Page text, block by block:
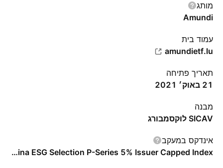
מותג
Amundi
עמוד בית
amundietf.lu
תאריך פתיחה
21 באוק׳ 2021
מבנה
SICAV לוקסמבורג
אינדקס במעקב
MSCI China ESG Selection P-Series 5% Issuer Capped Index